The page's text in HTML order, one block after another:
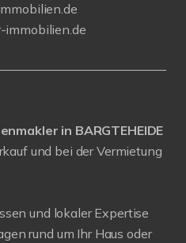
immobilien.de
in BARGTEHEIDE
und bei der Vermietung
und lokaler Expertise
rund um Ihr Haus oder